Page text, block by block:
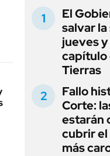
El
salvar
jueves
capítulo
Tierras
Fallo
Corte:
estarán
cubrir
más